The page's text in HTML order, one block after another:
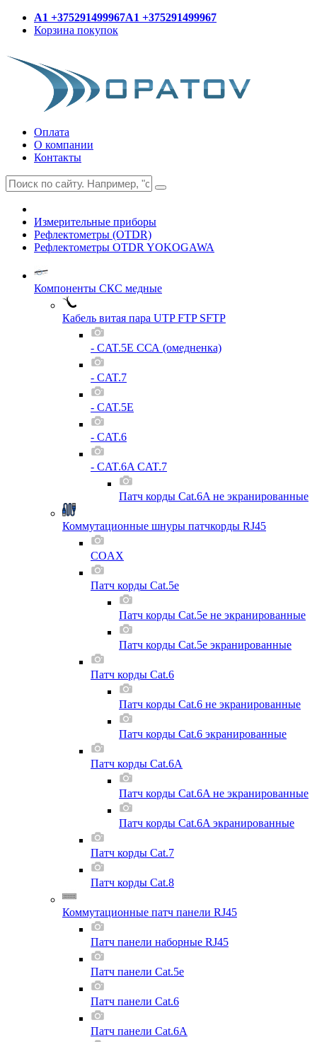
A1 +375291499967A1 +375291499967
Корзина покупок
Оплата
О компании
Контакты
Измерительные приборы
Рефлектометры (OTDR)
Рефлектометры OTDR YOKOGAWA
Компоненты СКС медные
Кабель витая пара UTP FTP SFTP
- CAT.5E ССА (омедненка)
- CAT.7
- CAT.5E
- CAT.6
- CAT.6A CAT.7
Патч корды Cat.6A не экранированные
Коммутационные шнуры патчкорды RJ45
COAX
Патч корды Cat.5e
Патч корды Cat.5e не экранированные
Патч корды Cat.5e экранированные
Патч корды Cat.6
Патч корды Cat.6 не экранированные
Патч корды Cat.6 экранированные
Патч корды Cat.6A
Патч корды Cat.6A не экранированные
Патч корды Cat.6A экранированные
Патч корды Cat.7
Патч корды Cat.8
Коммутационные патч панели RJ45
Патч панели наборные RJ45
Патч панели Cat.5e
Патч панели Cat.6
Патч панели Cat.6A